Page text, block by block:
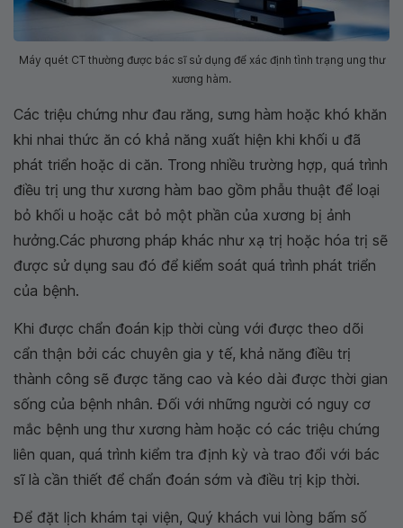
Máy quét CT thường được bác sĩ sử dụng để xác định tình trạng ung thư
xương hàm.
Các triệu chứng như đau răng, sưng hàm hoặc khó khăn
khi nhai thức ăn có khả năng xuất hiện khi khối u đã
phát triển hoặc di căn. Trong nhiều trường hợp, quá trình
điều trị ung thư xương hàm bao gồm phẫu thuật để loại
bỏ khối u hoặc cắt bỏ một phần của xương bị ảnh
hưởng.Các phương pháp khác như xạ trị hoặc hóa trị sẽ
được sử dụng sau đó để kiểm soát quá trình phát triển
của bệnh.
Khi được chẩn đoán kịp thời cùng với được theo dõi
cẩn thận bởi các chuyên gia y tế, khả năng điều trị
thành công sẽ được tăng cao và kéo dài được thời gian
sống của bệnh nhân. Đối với những người có nguy cơ
mắc bệnh ung thư xương hàm hoặc có các triệu chứng
liên quan, quá trình kiểm tra định kỳ và trao đổi với bác
sĩ là cần thiết để chẩn đoán sớm và điều trị kịp thời.
Để đặt lịch khám tại viện, Quý khách vui lòng bấm số